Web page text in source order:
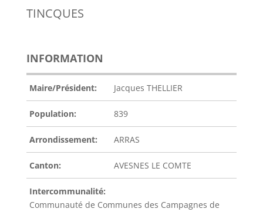
TINCQUES
INFORMATION
Maire/Président: Jacques THELLIER
Population: 839
Arrondissement: ARRAS
Canton: AVESNES LE COMTE
Intercommunalité:
Communauté de Communes des Campagnes de